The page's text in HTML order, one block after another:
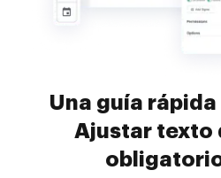
Una guía
Ajustar texto